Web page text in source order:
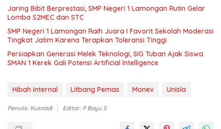
Jaring Bibit Berprestasi, SMP Negeri 1 Lamongan Rutin Gelar
Lomba S2MEC dan STC
SMP Negeri 1 Lamongan Raih Juara I Favorit Sekolah Moderasi
Tingkat Jatim Karena Terapkan Toleransi Tinggi
Persiapkan Generasi Melek Teknologi, SIG Tuban Ajak Siswa
SMAN 1 Kerek Gali Potensi Artificial Intelligence
Hibah internal Litbang Pemas Monev Unisla
Penulis: Kusnadi Editor: P Bayu S